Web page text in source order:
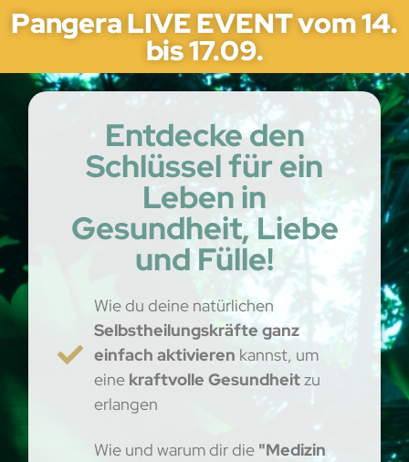
Pangera LIVE EVENT vom 14.
bis 17.09.
Entdecke den
Schlüssel für ein
Leben in
Gesundheit, Liebe
und Fülle!​
Wie du deine natürlichen
Selbstheilungskräfte ganz
einfach aktivieren kannst, um
eine kraftvolle Gesundheitzu
erlangen
Wie und warum dir die "Medizin